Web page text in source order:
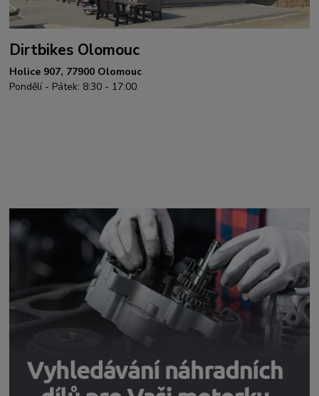
Dirtbikes Olomouc
Holice 907, 77900 Olomouc
Pondělí - Pátek: 8:30 - 17:00